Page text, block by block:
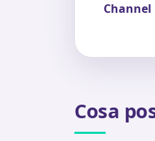
Cosa